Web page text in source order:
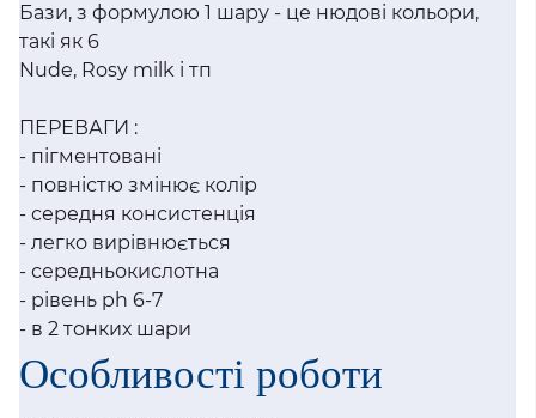
Бази, з формулою 1 шару - це нюдові кольори,
такі як 6
Nude, Rosy milk і тп
ПЕРЕВАГИ :
- пігментовані
- повністю змінює колір
- середня консистенція
- легко вирівнюється
- середньокислотна
- рівень ph 6-7
- в 2 тонких шари
Особливості роботи